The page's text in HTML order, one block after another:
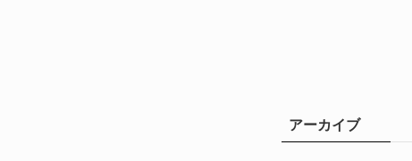
アーカイブ